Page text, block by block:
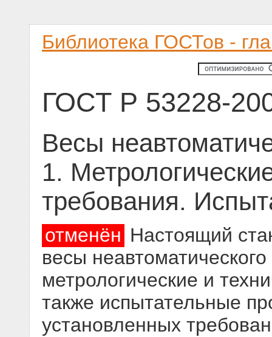
Библиотека ГОСТов -
ГОСТ Р 53228-
Весы
1.
требования.
отменён Настоящий
весы
метрологические и
также испытательные
установленных